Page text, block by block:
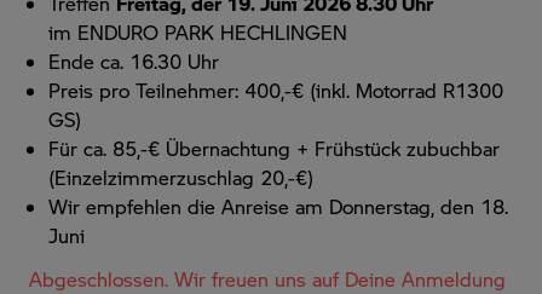
im ENDURO PARK HECHLINGEN
Ende ca. 16.30 Uhr
Preis pro Teilnehmer: 400,-€ (inkl. Motorrad R1300
GS)
Für ca. 85,-€ Übernachtung + Frühstück zubuchbar
(Einzelzimmerzuschlag 20,-€)
Wir empfehlen die Anreise am Donnerstag, den 18.
Juni
Abgeschlossen. Wir freuen uns auf Deine Anmeldung